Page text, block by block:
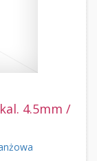
kal. 4.5mm /